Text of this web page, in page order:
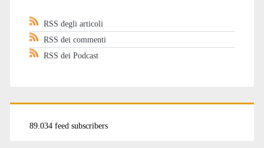
RSS degli articoli
RSS dei commenti
RSS dei Podcast
89.034 feed subscribers